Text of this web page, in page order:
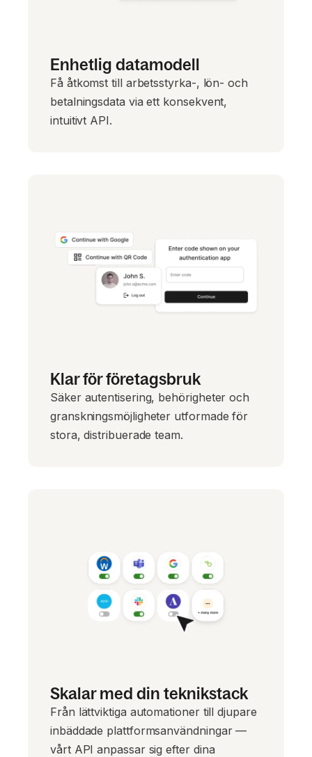
Enhetlig datamodell
Få åtkomst till arbetsstyrka-, lön- och
betalningsdata via ett konsekvent,
intuitivt API.
Klar för företagsbruk
Säker autentisering, behörigheter och
granskningsmöjligheter utformade för
stora, distribuerade team.
Skalar med din teknikstack
Från lättviktiga automationer till djupare
inbäddade plattformsanvändningar —
vårt API anpassar sig efter dina